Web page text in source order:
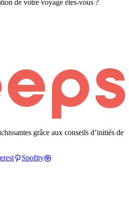
de votre voyage êtes-vous ?
grâce aux conseils d’initiés de
Spofity